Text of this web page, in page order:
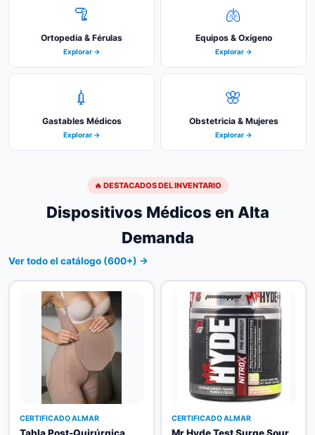
🦿
Ortopedia & Férulas
Explorar →
🫁
Equipos & Oxígeno
Explorar →
💉
Gastables Médicos
Explorar →
🌸
Obstetricia & Mujeres
Explorar →
🔥 DESTACADOS DEL INVENTARIO
Dispositivos Médicos en Alta
Demanda
Ver todo el catálogo (600+) →
CERTIFICADO ALMAR
Tabla Post-Quirúrgica
CERTIFICADO ALMAR
Mr Hyde Test Surge Sour